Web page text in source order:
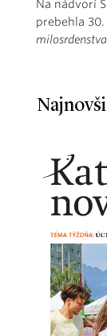
Na nádvorí
prebehla
milosrdenstva